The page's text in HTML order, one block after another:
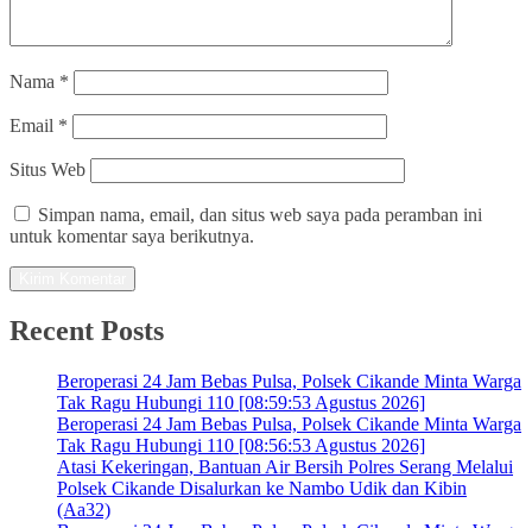
Nama *
Email *
Situs Web
Simpan nama, email, dan situs web saya pada peramban ini
untuk komentar saya berikutnya.
Recent Posts
Beroperasi 24 Jam Bebas Pulsa, Polsek Cikande Minta Warga
Tak Ragu Hubungi 110 [08:59:53 Agustus 2026]
Beroperasi 24 Jam Bebas Pulsa, Polsek Cikande Minta Warga
Tak Ragu Hubungi 110 [08:56:53 Agustus 2026]
Atasi Kekeringan, Bantuan Air Bersih Polres Serang Melalui
Polsek Cikande Disalurkan ke Nambo Udik dan Kibin
(Aa32)